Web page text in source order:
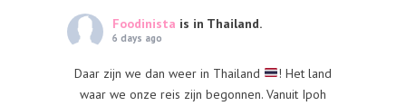
Foodinista is in Thailand.
6 days ago
Daar zijn we dan weer in Thailand
! Het land
waar we onze reis zijn begonnen. Vanuit Ipoh